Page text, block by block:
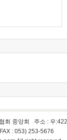
회 중앙회 주소 : 우
: 053) 253-5676